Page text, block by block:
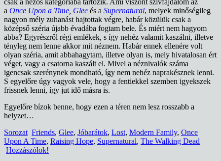
csak a nézős kategóriába tartozik. Ami viszont szívfájdalom az
a Once Upon a Time Glee és a Supernatural, melyek minőségileg
nagyon mély zuhanást hajtottak végre, habár közülük csak a
középső széria újabb évadába fogtam bele. És miért nem hagyom
abba? Egyrészről régi emlékek, s így nehéz valamit kaszálni, illetve
tényleg nem lenne akkor mit néznem. Habár ennek ellenére volt
olyan széria, amit abbahagytam, illetve olyan is, mely hivatalosan ért
véget, vagy a csatorna kaszált el. Mivel a néznivalók száma
igencsak szerénynek mondható, így nem nehéz naprakésznek lenni.
S egyelőre úgy vagyok vele, hogy a fentiekkel szemben igyekszek
frissnek lenni, így jut idő másra is.
Egyelőre bízok benne, hogy ezen a téren nem lesz rosszabb a
helyzet…
Sorozat Friends, Glee, Jóbarátok, Lost, Modern Family, Once
Upon A Time, Raising Hope, Supernatural, The Walking Dead
Hozzászólok!